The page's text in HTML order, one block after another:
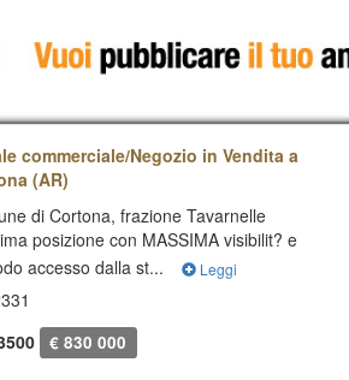
commerciale/Negozio in Vendita a
(AR)
di Cortona, frazione Tavarnelle
posizione con MASSIMA visibilit? e
accesso dalla st...
Leggi
€ 830 000